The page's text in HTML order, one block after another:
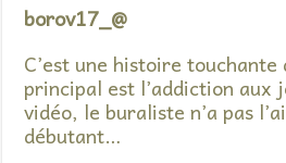
borov17_@
C’est une histoire
principal est l’addiction aux
vidéo, le buraliste n’a pas
débutant…